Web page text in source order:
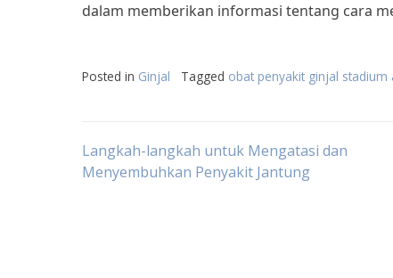
dalam memberikan informasi tentang cara
Posted in Ginjal Tagged obat penyakit ginjal stadium
Post
Langkah-langkah untuk Mengatasi dan
Menyembuhkan Penyakit Jantung